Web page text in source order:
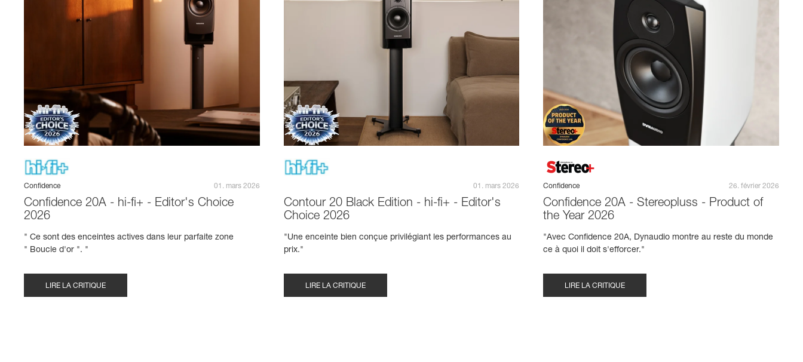
Confidence 01. mars 2026
Confidence 20A - hi-fi+ - Editor's Choice
2026
" Ce sont des enceintes actives dans leur parfaite zone
" Boucle d'or ". "
LIRE LA CRITIQUE
01. mars 2026
Contour 20 Black Edition - hi-fi+ - Editor's
Choice 2026
"Une enceinte bien conçue privilégiant les performances au
prix."
LIRE LA CRITIQUE
Confidence 26. février 2026
Confidence 20A - Stereopluss - Product of
the Year 2026
"Avec Confidence 20A, Dynaudio montre au reste du monde
ce à quoi il doit s'efforcer."
LIRE LA CRITIQUE